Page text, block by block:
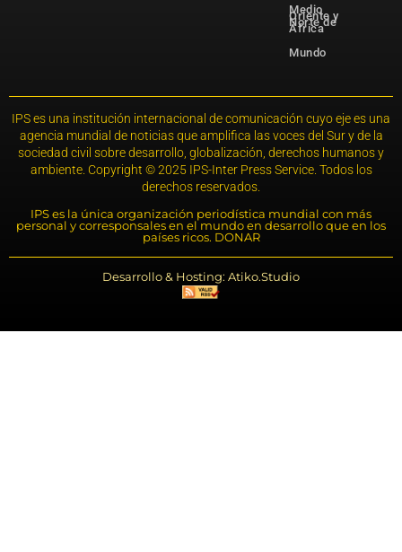
Medio
Oriente y
Norte de
África
Mundo
IPS es una institución internacional de comunicación cuyo eje es una
agencia mundial de noticias que amplifica las voces del Sur y de la
sociedad civil sobre desarrollo, globalización, derechos humanos y
ambiente. Copyright © 2025 IPS-Inter Press Service. Todos los
derechos reservados.
IPS es la única organización periodística mundial con más
personal y corresponsales en el mundo en desarrollo que en los
países ricos. DONAR
Desarrollo & Hosting: Atiko.Studio